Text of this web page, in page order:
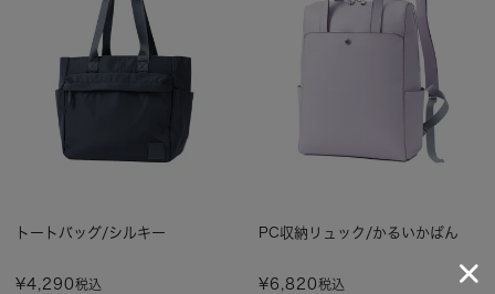
トートバッグ/シルキー
¥4,290税込
PC収納リュック/かるいかばん
¥6,820税込